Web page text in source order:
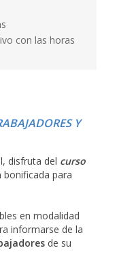
con las horas
Y
disfruta del curso
para
en modalidad
informarse de la
de su